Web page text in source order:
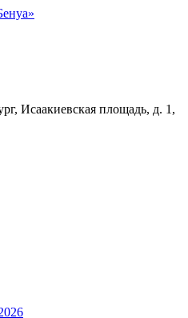
Исаакиевская площадь, д. 1,